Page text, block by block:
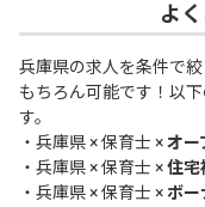
よ
兵庫県の求人を条件で
もちろん可能です！以
す。
・ 兵庫県 × 保育士 ×オー
・ 兵庫県 × 保育士 ×住宅
・ 兵庫県 × 保育士 ×ボー